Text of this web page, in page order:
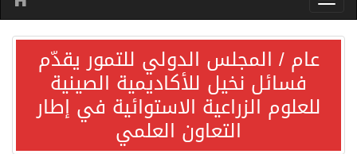
عام / المجلس الدولي للتمور يقدّم
فسائل نخيل للأكاديمية الصينية
للعلوم الزراعية الاستوائية في إطار
التعاون العلمي